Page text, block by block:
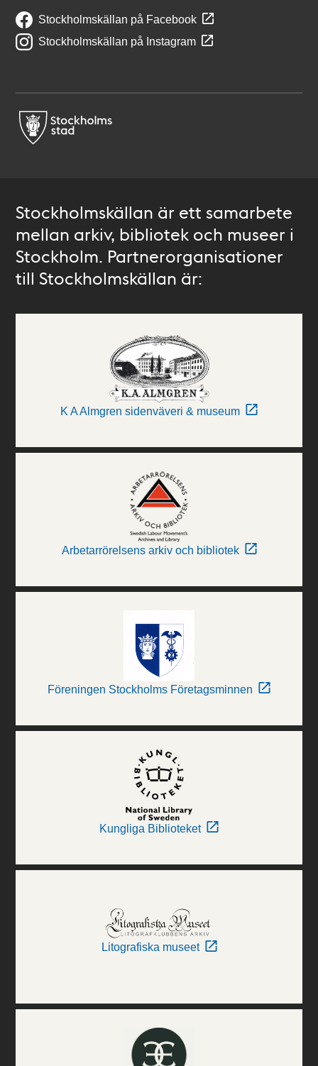
Stockholmskällan på Facebook
Stockholmskällan på Instagram
Stockholmskällan är ett samarbete
mellan arkiv, bibliotek och museer i
Stockholm. Partnerorganisationer
till Stockholmskällan är:
K A Almgren sidenväveri & museum
Arbetarrörelsens arkiv och bibliotek
Föreningen Stockholms Företagsminnen
Kungliga Biblioteket
Litografiska museet